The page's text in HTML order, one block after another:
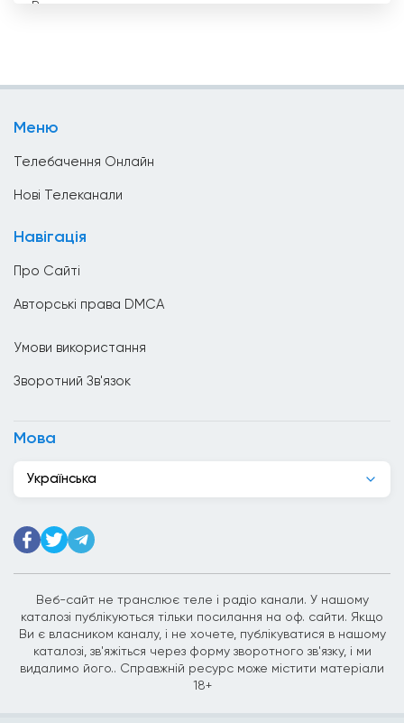
Гана
Грузія
Джибуті
Домініканська Республіка
Еквадор
Розваги
Меню
Телебачення Онлайн
Нові Телеканали
Навігація
Про Сайті
Авторські права DMCA
Умови використання
Зворотний Зв'язок
Мова
Українська
Веб-сайт не транслює теле і радіо канали. У нашому
каталозі публікуються тільки посилання на оф. сайти. Якщо
Ви є власником каналу, і не хочете, публікуватися в нашому
каталозі, зв'яжіться через форму зворотного зв'язку, і ми
видалимо його.. Справжній ресурс може містити матеріали
18+